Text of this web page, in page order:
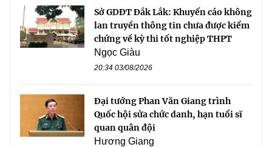
Sở GDĐT Đắk Lắk: Khuyến cáo không
lan truyền thông tin chưa được kiểm
chứng về kỳ thi tốt nghiệp THPT
Ngọc Giàu
20:34 03/08/2026
Đại tướng Phan Văn Giang trình
Quốc hội sửa chức danh, hạn tuổi sĩ
quan quân đội
Hương Giang